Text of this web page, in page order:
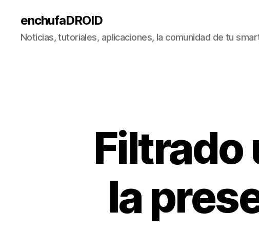
enchufaDROID
Noticias, tutoriales, aplicaciones, la comunidad de tu
Filtrado
la